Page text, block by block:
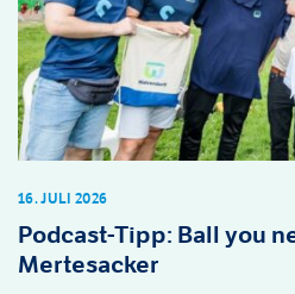
Podcast-Tipp: Ball you
Mertesacker
16. JULI 2026